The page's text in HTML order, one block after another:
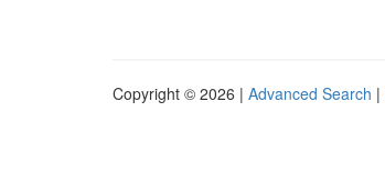
Copyright © 2026 | Advanced Search |